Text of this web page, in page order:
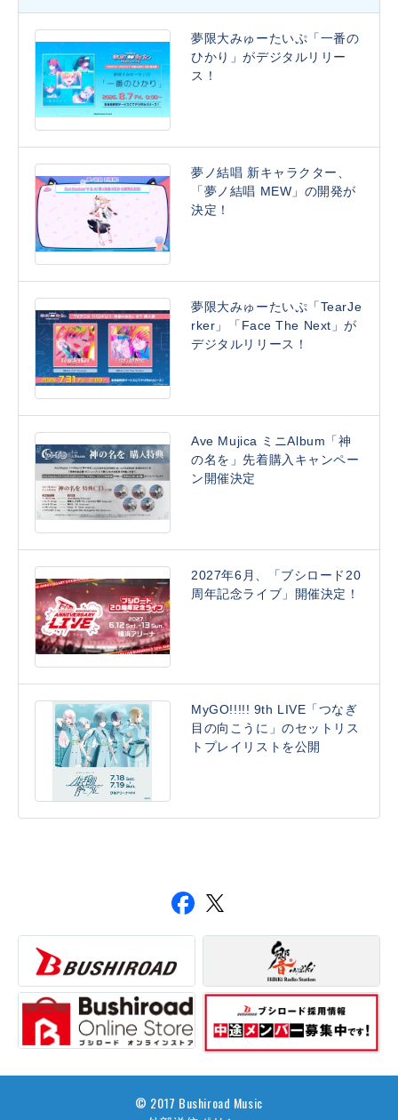
夢限大みゅーたいぷ「一番の
ひかり」がデジタルリリー
ス！
夢ノ結唱 新キャラクター、
「夢ノ結唱 MEW」の開発が
決定！
夢限大みゅーたいぷ「TearJe
rker」「Face The Next」が
デジタルリリース！
Ave Mujica ミニAlbum「神
の名を」先着購入キャンペー
ン開催決定
2027年6月、「ブシロード20
周年記念ライブ」開催決定！
MyGO!!!!! 9th LIVE「つなぎ
目の向こうに」のセットリス
トプレイリストを公開
© 2017 Bushiroad Music